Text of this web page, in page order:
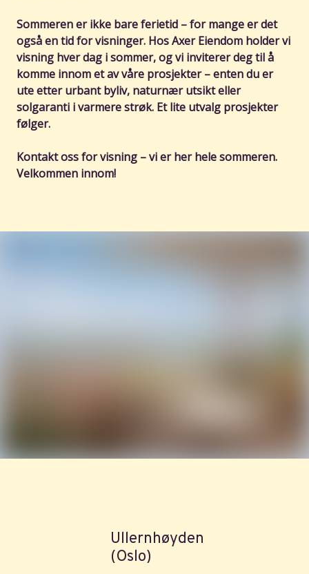
Sommeren er ikke bare ferietid – for mange er det
også en tid for visninger. Hos Axer Eiendom holder vi
visning hver dag i sommer, og vi inviterer deg til å
komme innom et av våre prosjekter – enten du er
ute etter urbant byliv, naturnær utsikt eller
solgaranti i varmere strøk. Et lite utvalg prosjekter
følger.
Kontakt oss for visning – vi er her hele sommeren.
Velkommen innom!
Ullernhøyden
(Oslo)